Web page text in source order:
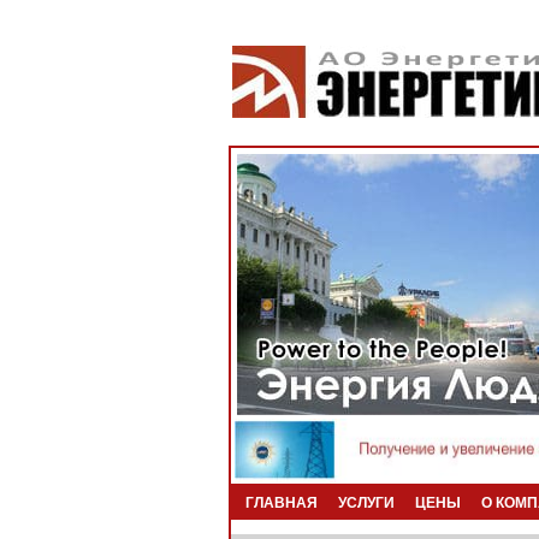
ГЛАВНАЯ УСЛУГИ ЦЕНЫ О